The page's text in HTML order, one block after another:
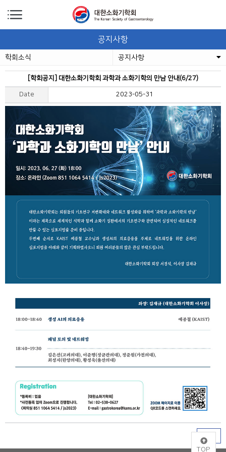
공지사항
학회소식 공지사항
[학회공지] 대한소화기학회 과학과 소화기학의 만남 안내(6/27)
Date 2023-05-31
목록
TOP